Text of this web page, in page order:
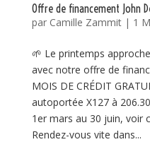
Offre de financement John
par Camille Zammit| 1
🌱 Le printemps
avec notre offre de
MOIS DE CRÉDIT
autoportée X127 à
1er mars au 30 juin, voir
Rendez-vous vite dans...